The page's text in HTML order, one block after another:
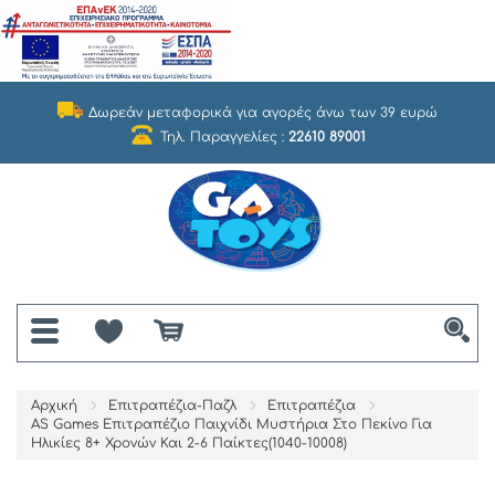
Δωρεάν μεταφορικά για αγορές άνω των 39 ευρώ
Τηλ. Παραγγελίες : 22610 89001
Αρχική Επιτραπέζια-Παζλ
Επιτραπέζια
AS Games Επιτραπέζιο Παιχνίδι Μυστήρια Στο Πεκίνο Για
Ηλικίες 8+ Χρονών Και 2-6 Παίκτες(1040-10008)